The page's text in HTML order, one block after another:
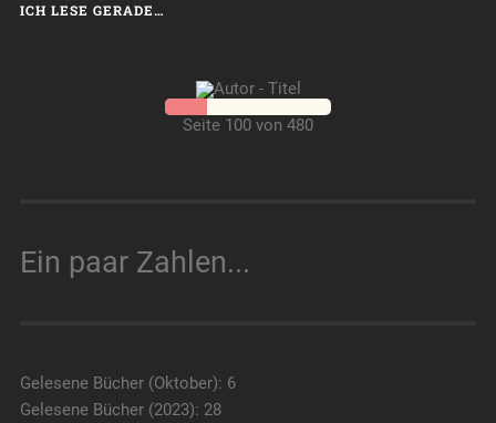
ICH LESE GERADE…
Seite 100 von 480
Ein paar Zahlen...
Gelesene Bücher (Oktober): 6
Gelesene Bücher (2023): 28